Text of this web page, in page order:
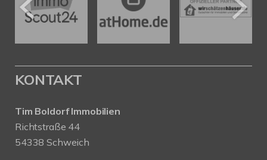
KONTAKT
Tim Boldorf Immobilien
Richtstraße 44
54338 Schweich